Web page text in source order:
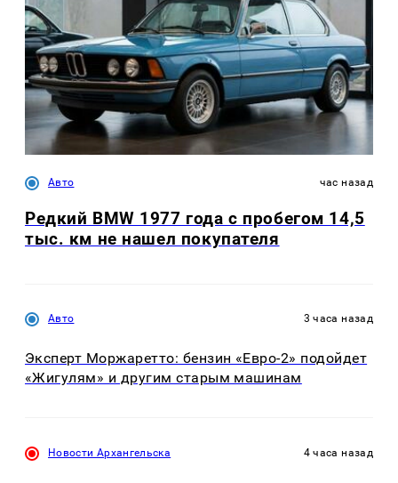
Авто час назад
Редкий BMW 1977 года с пробегом 14,5
тыс. км не нашел покупателя
Авто 3 часа назад
Эксперт Моржаретто: бензин «Евро-2» подойдет
«Жигулям» и другим старым машинам
Новости Архангельска 4 часа назад